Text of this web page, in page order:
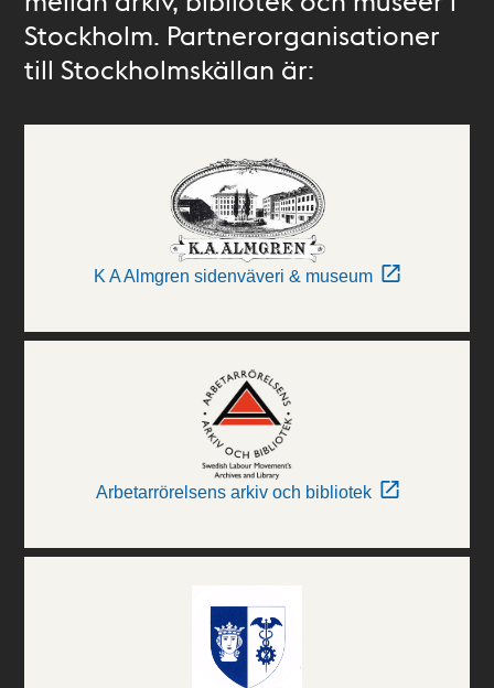
Stockholm. Partnerorganisationer
till Stockholmskällan är:
K A Almgren sidenväveri & museum
Arbetarrörelsens arkiv och bibliotek